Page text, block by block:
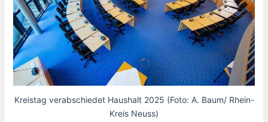
Kreistag verabschiedet Haushalt 2025 (Foto: A. Baum/ Rhein-
Kreis Neuss)